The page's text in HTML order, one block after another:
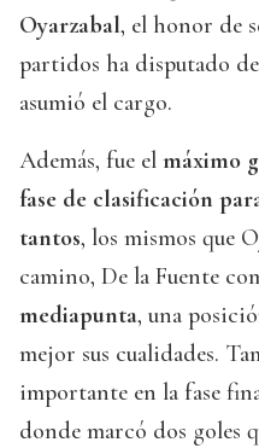
Oyarzabal, el honor de
partidos ha disputado
asumió el cargo.
Además, fue el máximo
fase de clasificación
tantos, los mismos que
camino, De la Fuente
mediapunta, una
mejor sus cualidades.
importante en la fase
donde marcó dos goles